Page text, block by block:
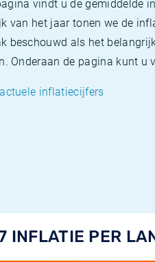
vindt u de gemiddelde
van het jaar tonen we de
beschouwd als het
Onderaan de pagina kunt
inflatiecijfers
INFLATIE PER